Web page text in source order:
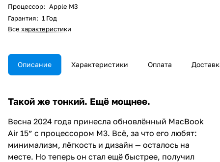
Процессор: Apple M3
Гарантия: 1 Год
Все характеристики
Описание Характеристики Оплата
Такой же тонкий. Ещё мощнее.
Весна 2024 года принесла обновлённый MacBook
Air 15” с процессором M3. Всё, за что его любят:
минимализм, лёгкость и дизайн — осталось на
месте. Но теперь он стал ещё быстрее, получил